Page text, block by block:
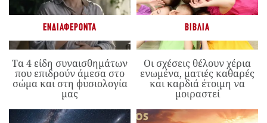
ΕΝΔΙΑΦΈΡΟΝΤΑ
Τα 4 είδη συναισθημάτων
που επιδρούν άμεσα στο
σώμα και στη φυσιολογία
μας
ΒΙΒΛΊΑ
Οι σχέσεις θέλουν χέρια
ενωμένα, ματιές καθαρές
και καρδιά έτοιμη να
μοιραστεί